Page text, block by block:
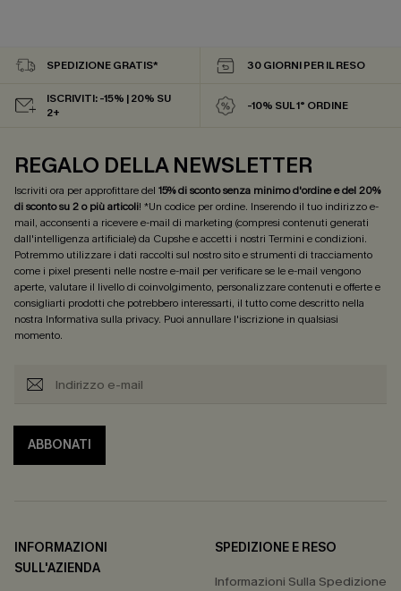
SPEDIZIONE GRATIS* 30 GIORNI PER IL RESO
ISCRIVITI: -15% | 20% SU
2+
-10% SUL 1° ORDINE
REGALO DELLA NEWSLETTER
Iscriviti ora per approfittare del 15% di sconto senza minimo d'ordine e del 20%
di sconto su 2 o più articoli! *Un codice per ordine. Inserendo il tuo indirizzo e-
mail, acconsenti a ricevere e-mail di marketing (compresi contenuti generati
dall'intelligenza artificiale) da Cupshe e accetti i nostri Termini e condizioni.
Potremmo utilizzare i dati raccolti sul nostro sito e strumenti di tracciamento
come i pixel presenti nelle nostre e-mail per verificare se le e-mail vengono
aperte, valutare il livello di coinvolgimento, personalizzare contenuti e offerte e
consigliarti prodotti che potrebbero interessarti, il tutto come descritto nella
nostra Informativa sulla privacy. Puoi annullare l'iscrizione in qualsiasi
momento.
ABBONATI
INFORMAZIONI
SULL'AZIENDA
SPEDIZIONE E RESO
Informazioni Sulla Spedizione